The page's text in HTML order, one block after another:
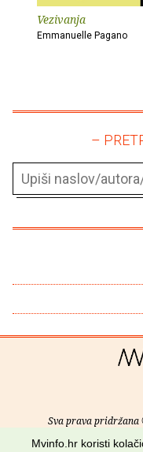
Vezivanja
Emmanuelle Pagano
–
Sva prava pridržana
Mvinfo.hr koristi